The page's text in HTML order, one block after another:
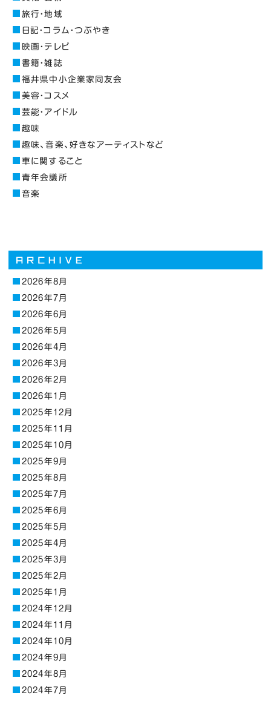
旅行・地域
日記・コラム・つぶやき
映画・テレビ
書籍・雑誌
福井県中小企業家同友会
美容・コスメ
芸能・アイドル
趣味
趣味、音楽、好きなアーティストなど
車に関すること
青年会議所
音楽
2026年8月
2026年7月
2026年6月
2026年5月
2026年4月
2026年3月
2026年2月
2026年1月
2025年12月
2025年11月
2025年10月
2025年9月
2025年8月
2025年7月
2025年6月
2025年5月
2025年4月
2025年3月
2025年2月
2025年1月
2024年12月
2024年11月
2024年10月
2024年9月
2024年8月
2024年7月